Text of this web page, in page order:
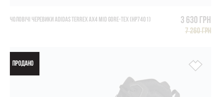
ЧОЛОВІЧІ ЧЕРЕВИКИ ADIDAS TERREX AX4 MID GORE-TEX (HP7401) 3 630 грн
7 260 грн
ПРОДАНО